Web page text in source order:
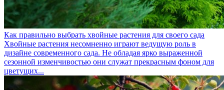
Как правильно выбрать хвойные растения для своего сада
Хвойные растения несомненно играют ведущую роль в
дизайне современного сада. Не обладая ярко выраженной
сезонной изменчивостью они служат прекрасным фоном для
цветущих...